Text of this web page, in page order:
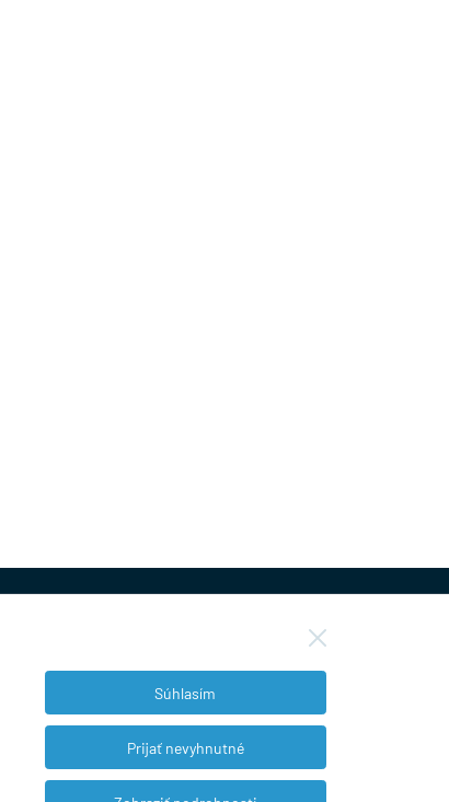
NEWSLETTER
Súhlasím
Prijať nevyhnutné